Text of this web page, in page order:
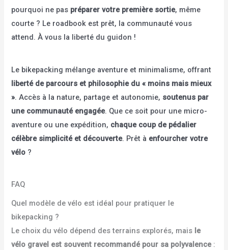
pourquoi ne pas préparer votre première sortie, même
courte ? Le roadbook est prêt, la communauté vous
attend. À vous la liberté du guidon !
Le bikepacking mélange aventure et minimalisme, offrant
liberté de parcours et philosophie du « moins mais mieux
». Accès à la nature, partage et autonomie, soutenus par
une communauté engagée. Que ce soit pour une micro-
aventure ou une expédition, chaque coup de pédalier
célèbre simplicité et découverte. Prêt à enfourcher votre
vélo ?
FAQ
Quel modèle de vélo est idéal pour pratiquer le
bikepacking ?
Le choix du vélo dépend des terrains explorés, mais le
vélo gravel est souvent recommandé pour sa polyvalence: